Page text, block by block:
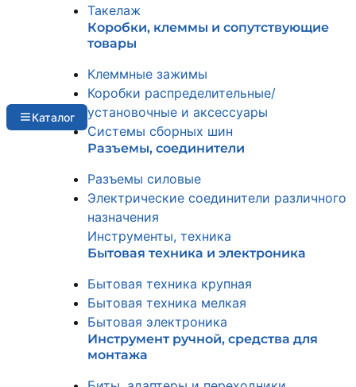
Каталог
Такелаж
Коробки, клеммы и сопутствующие
товары
Клеммные зажимы
Коробки распределительные/
установочные и аксессуары
Системы сборных шин
Разъемы, соединители
Разъемы силовые
Электрические соединители различного
назначения
Инструменты, техника
Бытовая техника и электроника
Бытовая техника крупная
Бытовая техника мелкая
Бытовая электроника
Инструмент ручной, средства для
монтажа